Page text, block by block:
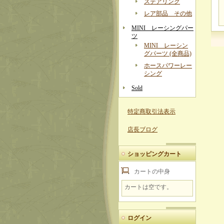
ステアリング
レア部品 その他
MINI レーシングパー
ツ
MINI レーシン
グパーツ (全商品)
ホースパワーレー
シング
Sold
特定商取引法表示
店長ブログ
ショッピングカート
カートの中身
カートは空です。
ログイン